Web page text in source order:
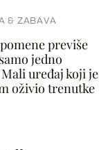
& ZABAVA
previše
jedno
uređaj koji je
oživio trenutke